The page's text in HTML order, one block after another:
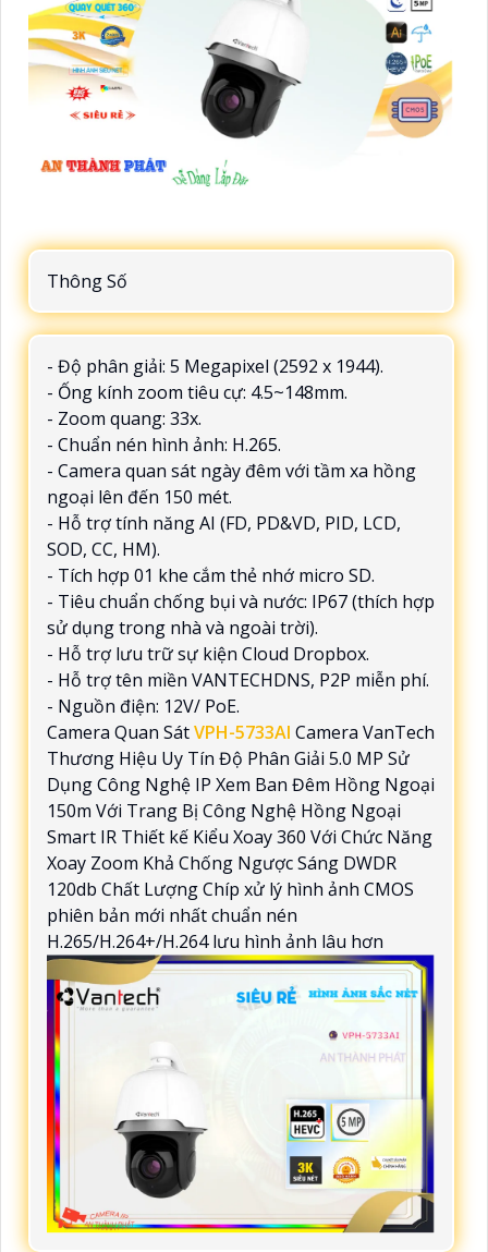
Thông Số
- Độ phân giải: 5 Megapixel (2592 x 1944).
- Ống kính zoom tiêu cự: 4.5~148mm.
- Zoom quang: 33x.
- Chuẩn nén hình ảnh: H.265.
- Camera quan sát ngày đêm với tầm xa hồng
ngoại lên đến 150 mét.
- Hỗ trợ tính năng AI (FD, PD&VD, PID, LCD,
SOD, CC, HM).
- Tích hợp 01 khe cắm thẻ nhớ micro SD.
- Tiêu chuẩn chống bụi và nước: IP67 (thích hợp
sử dụng trong nhà và ngoài trời).
- Hỗ trợ lưu trữ sự kiện Cloud Dropbox.
- Hỗ trợ tên miền VANTECHDNS, P2P miễn phí.
- Nguồn điện: 12V/ PoE.
Camera Quan SátVPH-5733AI Camera VanTech
Thương Hiệu Uy Tín Độ Phân Giải 5.0 MP Sử
Dụng Công Nghệ IP Xem Ban Đêm Hồng Ngoại
150m Với Trang Bị Công Nghệ Hồng Ngoại
Smart IR Thiết kế Kiểu Xoay 360 Với Chức Năng
Xoay Zoom Khả Chống Ngược Sáng DWDR
120db Chất Lượng Chíp xử lý hình ảnh CMOS
phiên bản mới nhất chuẩn nén
H.265/H.264+/H.264 lưu hình ảnh lâu hơn